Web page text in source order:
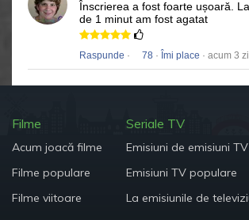
Înscrierea a fost foarte ușoară.
de 1 minut am fost agatat
Raspunde · 78 · Îmi place · acum 3
Filme
Acum joacă filme
Filme populare
Filme viitoare
Seriale TV
Emisiuni de emisiuni TV
Emisiuni TV populare
La emisiunile de